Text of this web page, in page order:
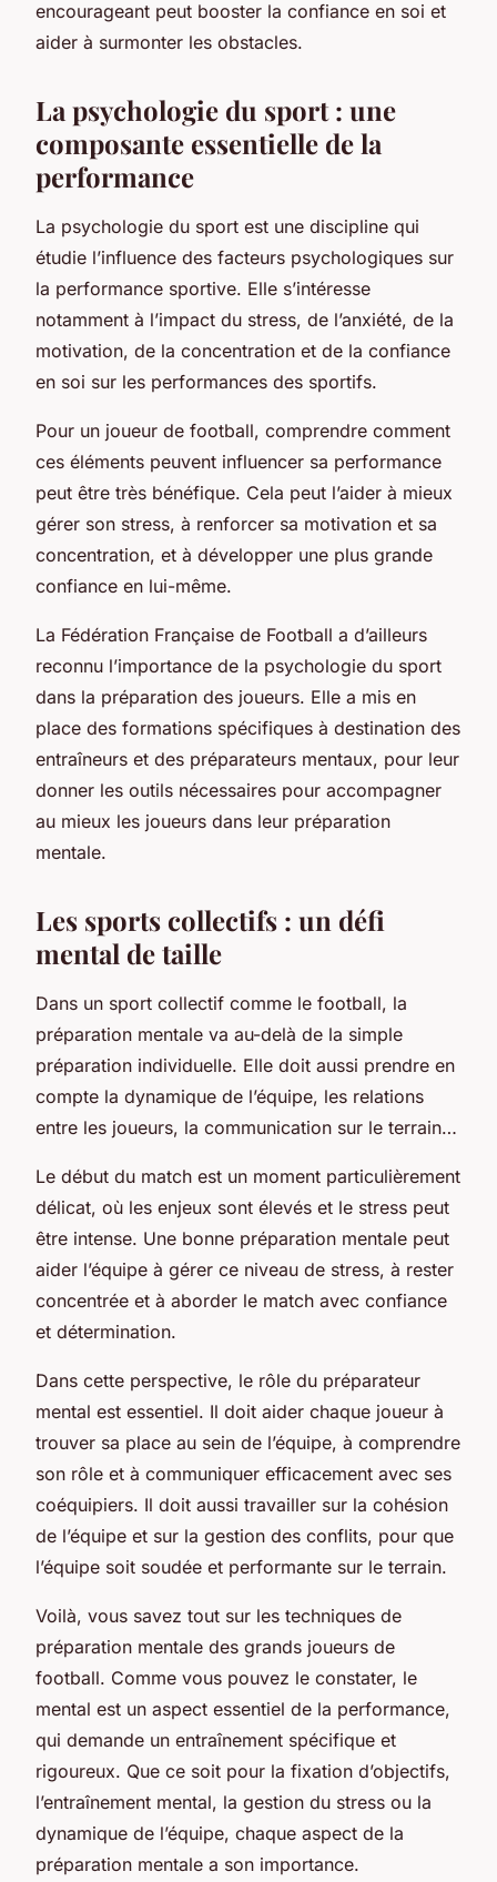
encourageant peut booster la confiance en soi et
aider à surmonter les obstacles.
La psychologie du sport : une
composante essentielle de la
performance
La psychologie du sport est une discipline qui
étudie l’influence des facteurs psychologiques sur
la performance sportive. Elle s’intéresse
notamment à l’impact du stress, de l’anxiété, de la
motivation, de la concentration et de la confiance
en soi sur les performances des sportifs.
Pour un joueur de football, comprendre comment
ces éléments peuvent influencer sa performance
peut être très bénéfique. Cela peut l’aider à mieux
gérer son stress, à renforcer sa motivation et sa
concentration, et à développer une plus grande
confiance en lui-même.
La Fédération Française de Football a d’ailleurs
reconnu l’importance de la psychologie du sport
dans la préparation des joueurs. Elle a mis en
place des formations spécifiques à destination des
entraîneurs et des préparateurs mentaux, pour leur
donner les outils nécessaires pour accompagner
au mieux les joueurs dans leur préparation
mentale.
Les sports collectifs : un défi
mental de taille
Dans un sport collectif comme le football, la
préparation mentale va au-delà de la simple
préparation individuelle. Elle doit aussi prendre en
compte la dynamique de l’équipe, les relations
entre les joueurs, la communication sur le terrain…
Le début du match est un moment particulièrement
délicat, où les enjeux sont élevés et le stress peut
être intense. Une bonne préparation mentale peut
aider l’équipe à gérer ce niveau de stress, à rester
concentrée et à aborder le match avec confiance
et détermination.
Dans cette perspective, le rôle du préparateur
mental est essentiel. Il doit aider chaque joueur à
trouver sa place au sein de l’équipe, à comprendre
son rôle et à communiquer efficacement avec ses
coéquipiers. Il doit aussi travailler sur la cohésion
de l’équipe et sur la gestion des conflits, pour que
l’équipe soit soudée et performante sur le terrain.
Voilà, vous savez tout sur les techniques de
préparation mentale des grands joueurs de
football. Comme vous pouvez le constater, le
mental est un aspect essentiel de la performance,
qui demande un entraînement spécifique et
rigoureux. Que ce soit pour la fixation d’objectifs,
l’entraînement mental, la gestion du stress ou la
dynamique de l’équipe, chaque aspect de la
préparation mentale a son importance.